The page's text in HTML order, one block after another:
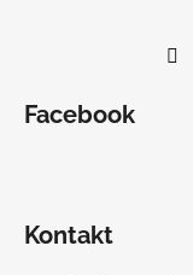
Facebook
Kontakt